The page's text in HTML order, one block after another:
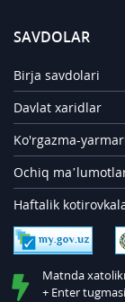
SAVDOLAR
Birja savdolari
Davlat xaridlar
Ko'rgazma-
Ochiq
Haftalik
Matnda
+ Enter